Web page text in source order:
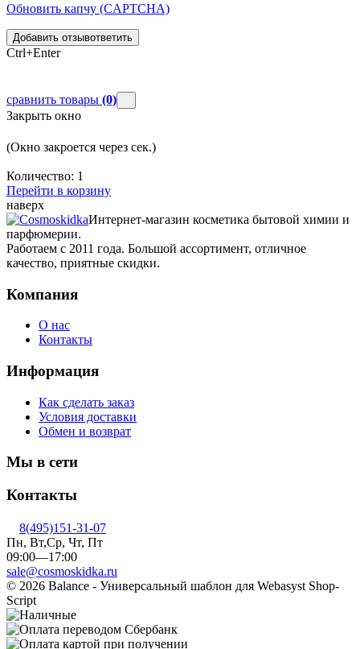
Обновить капчу (CAPTCHA)
Добавить отзывответить
Ctrl+Enter
сравнить товары (0)
Закрыть окно
(Окно закроется через сек.)
Количество: 1
Перейти в корзину
наверх
Интернет-магазин косметика бытовой химии и
парфюмерии.
Работаем с 2011 года. Большой ассортимент, отличное
качество, приятные скидки.
Компания
О нас
Контакты
Информация
Как сделать заказ
Условия доставки
Обмен и возврат
Мы в сети
Контакты
8(495)151-31-07
Пн, Вт,Ср, Чт, Пт
09:00—17:00
sale@cosmoskidka.ru
© 2026 Balance - Универсальный шаблон для Webasyst Shop-
Script